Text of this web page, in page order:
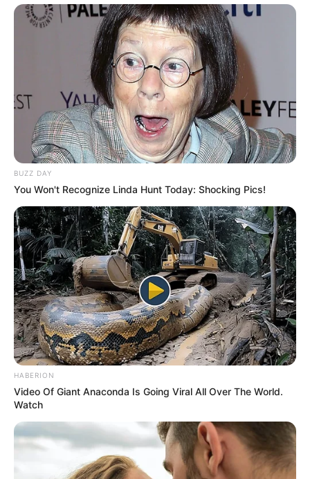
BUZZ DAY
You Won't Recognize Linda Hunt Today: Shocking Pics!
HABERION
Video Of Giant Anaconda Is Going Viral All Over The World.
Watch